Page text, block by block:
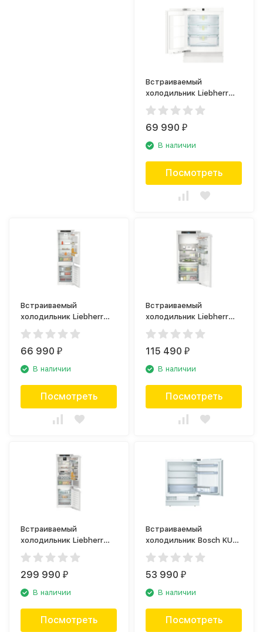
Встраиваемый
холодильник Liebherr
SUIB 1550
69 990₽
В наличии
Посмотреть
Встраиваемый
холодильник Liebherr
ICSe 5103
66 990₽
В наличии
Посмотреть
Встраиваемый
холодильник Liebherr
IRBd 4151
115 490₽
В наличии
Посмотреть
Встраиваемый
холодильник Liebherr
ICNd 5173
299 990₽
В наличии
Посмотреть
Встраиваемый
холодильник Bosch KUR
15A50RU
53 990₽
В наличии
Посмотреть